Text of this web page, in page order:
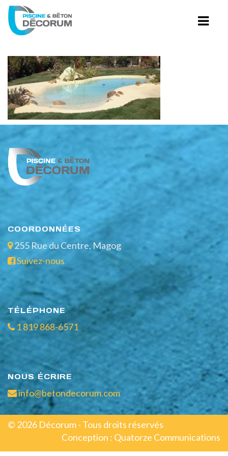
PISCINES CREUSÉES
PISCINE TRADITION
PISCINE HYBRIDE
PISCINES AVEC PLAGE
PISCINE GUNITE
PISCINES AVEC PLAGE
RESTAURATION DE PISCINE
APPEL DE SERVICE
819 868-6571
COORDONNÉES
255 Rue du Centre, Magog
Suivez-nous
TÉLÉPHONE
1 819 868-6571
NOUS ÉCRIRE
info@betondecorum.com
© 2026 Décorum - Tous droits réservés
Conception : Quatorze Communications